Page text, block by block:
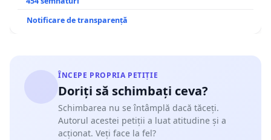
Notificare de transparență
ÎNCEPE PROPRIA PETIȚIE
Doriți să schimbați ceva?
Schimbarea nu se întâmplă dacă tăceți.
Autorul acestei petiții a luat atitudine și a
acționat. Veți face la fel?